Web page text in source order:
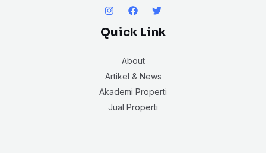
Quick Link
About
Artikel & News
Akademi Properti
Jual Properti